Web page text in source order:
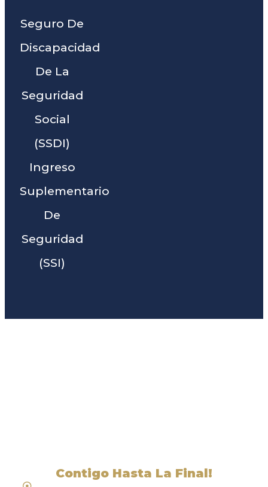
Seguro De
Discapacidad
De La
Seguridad
Social
(SSDI)
Ingreso
Suplementario
De
Seguridad
(SSI)
Contigo Hasta La Final!